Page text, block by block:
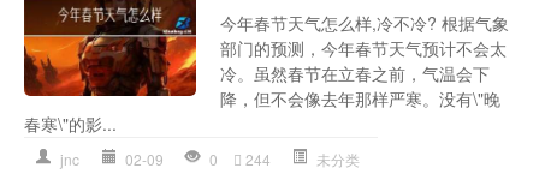
今年春节天气怎么样,冷不冷? 根据气象
部门的预测，今年春节天气预计不会太
冷。虽然春节在立春之前，气温会下
降，但不会像去年那样严寒。没有\"晚
春寒\"的影...
jnc 02-09 0 244 未分类